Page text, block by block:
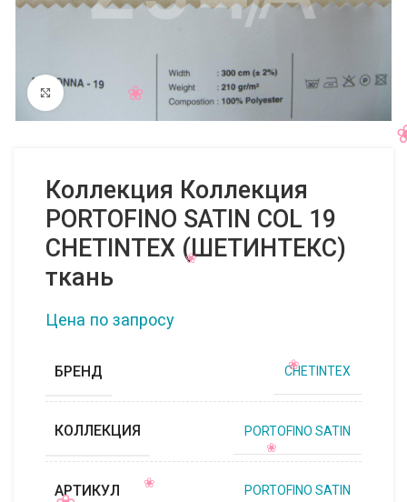
Нажмите, чтобы увеличить
Коллекция Коллекция
PORTOFINO SATIN COL 19
CHETINTEX (ШЕТИНТЕКС)
ткань
Цена по запросу
БРЕНД CHETINTEX
КОЛЛЕКЦИЯ PORTOFINO SATIN
АРТИКУЛ PORTOFINO SATIN